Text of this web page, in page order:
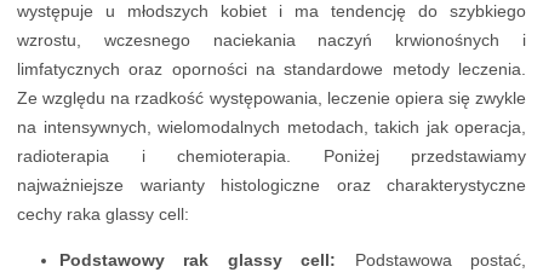
występuje u młodszych kobiet i ma tendencję do szybkiego
wzrostu, wczesnego naciekania naczyń krwionośnych i
limfatycznych oraz oporności na standardowe metody leczenia.
Ze względu na rzadkość występowania, leczenie opiera się zwykle
na intensywnych, wielomodalnych metodach, takich jak operacja,
radioterapia i chemioterapia. Poniżej przedstawiamy
najważniejsze warianty histologiczne oraz charakterystyczne
cechy raka glassy cell:
Podstawowy rak glassy cell: Podstawowa postać,